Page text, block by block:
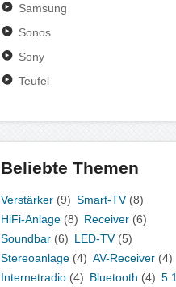
Samsung
Sonos
Sony
Teufel
Beliebte Themen
Verstärker (9) Smart-TV (8)
HiFi-Anlage (8) Receiver (6)
Soundbar (6) LED-TV (5)
Stereoanlage (4) AV-Receiver (4)
Internetradio (4) Bluetooth (4) 5.1